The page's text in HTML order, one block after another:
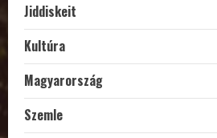
Jiddiskeit
Kultúra
Magyarország
Szemle